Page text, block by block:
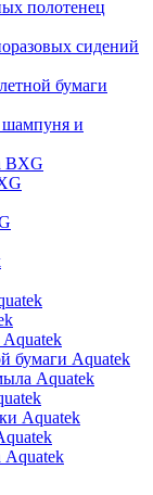
полотенец
сидений
бумаги
шампуня и
BXG
бумаги Aquatek
Aquatek
Aquatek
Aquatek